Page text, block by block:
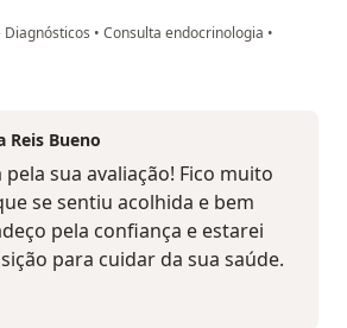
Diagnósticos • Consulta endocrinologia •
Reis Bueno
sua avaliação! Fico muito
se sentiu acolhida e bem
pela confiança e estarei
para cuidar da sua saúde.